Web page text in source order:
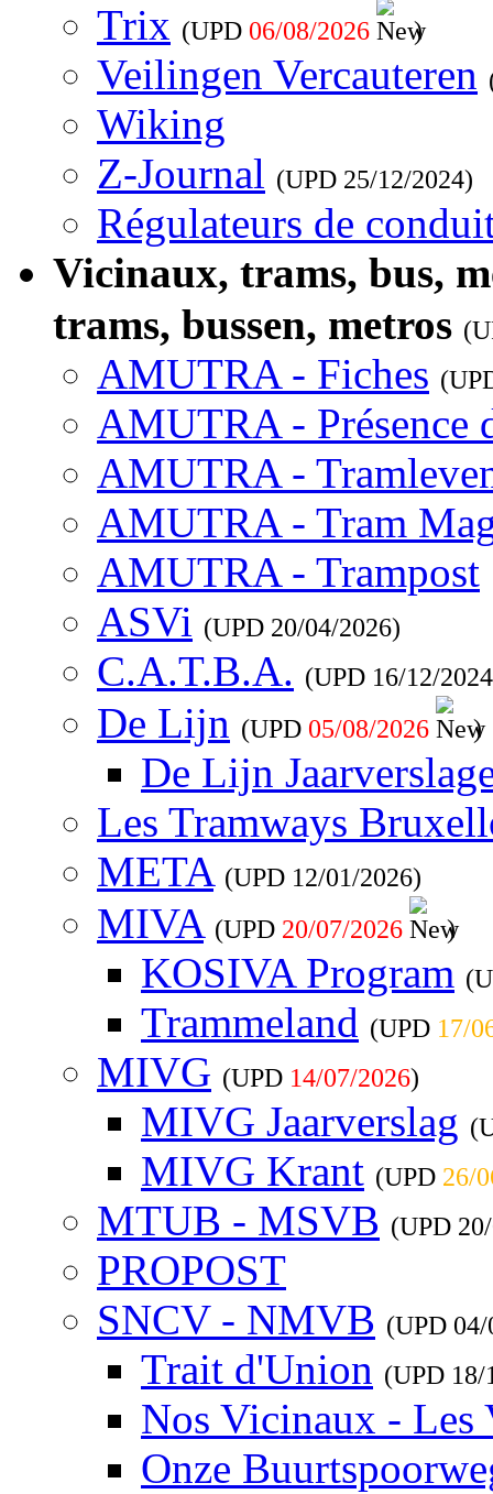
Trix (UPD 06/08/2026 )
Veilingen Vercauteren
Wiking
Z-Journal (UPD 25/12/2024)
Régulateurs de
Vicinaux, trams, bus,
trams, bussen, metros
AMUTRA - Fiches
AMUTRA - Présence
AMUTRA -
AMUTRA - Tram
AMUTRA - Trampost
ASVi (UPD 20/04/2026)
C.A.T.B.A. (UPD 16/12/2024
De Lijn (UPD 05/08/2026 )
De Lijn
Les Tramways
META (UPD 12/01/2026)
MIVA (UPD 20/07/2026 )
KOSIVA Program
Trammeland (UPD 17/
MIVG (UPD 14/07/2026)
MIVG Jaarverslag
MIVG Krant (UPD 26/
MTUB - MSVB (UPD
PROPOST
SNCV - NMVB (UPD
Trait d'Union (UPD 18/
Nos Vicinaux - Les
Onze